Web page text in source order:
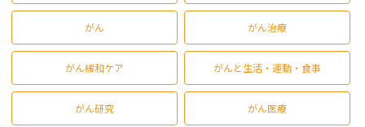
がん がん治療
がん緩和ケア がんと生活・運動・食事
がん研究 がん医療